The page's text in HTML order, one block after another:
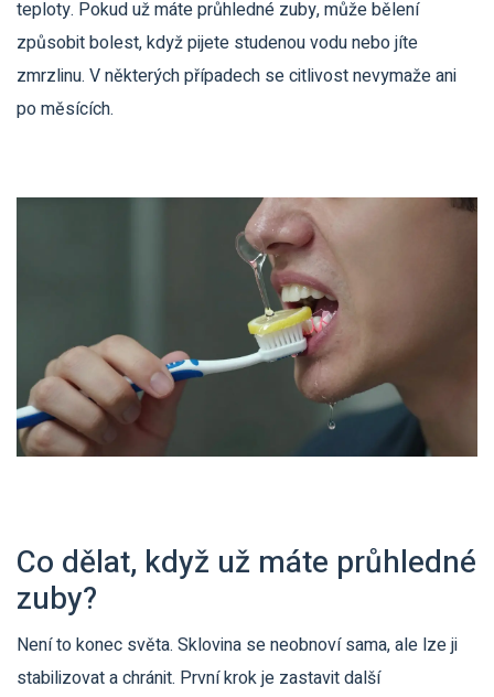
teploty. Pokud už máte průhledné zuby, může bělení
způsobit bolest, když pijete studenou vodu nebo jíte
zmrzlinu. V některých případech se citlivost nevymaže ani
po měsících.
Co dělat, když už máte průhledné
zuby?
Není to konec světa. Sklovina se neobnoví sama, ale lze ji
stabilizovat a chránit. První krok je zastavit další